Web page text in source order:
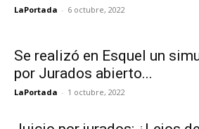
LaPortada - 6 octubre, 2022
Se realizó en Esquel un
por Jurados abierto...
LaPortada - 1 octubre, 2022